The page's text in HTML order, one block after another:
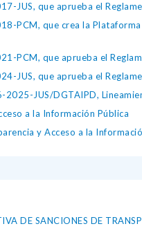
JUS, que aprueba el
PCM, que crea la
PCM, que aprueba el
JUS, que aprueba el
JUS/DGTAIPD,
a la Información Pública
y Acceso a la
DE SANCIONES DE